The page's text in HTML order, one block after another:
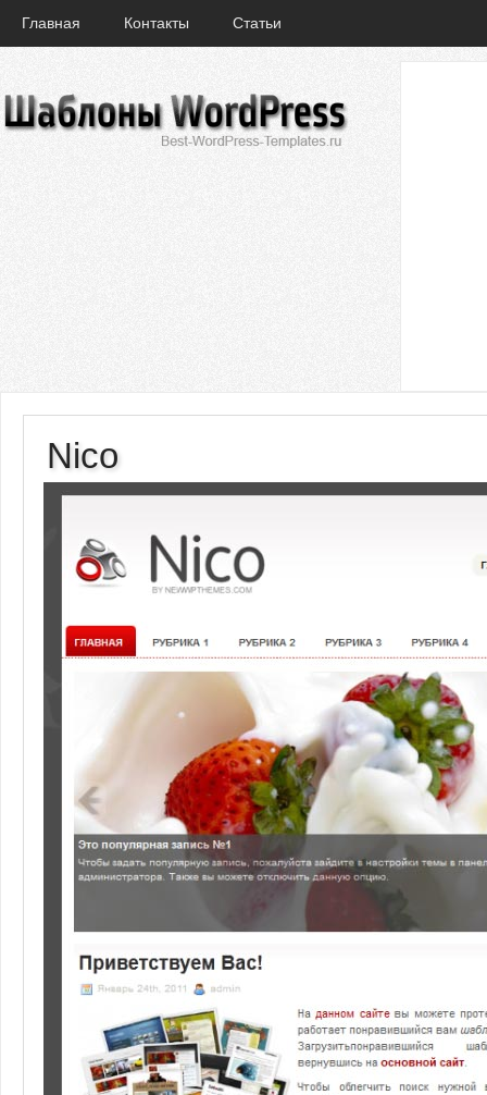
Главная Контакты Статьи
Nico